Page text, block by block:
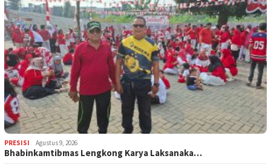
PRESISI Agustus 9, 2026
Bhabinkamtibmas Lengkong Karya Laksanaka…